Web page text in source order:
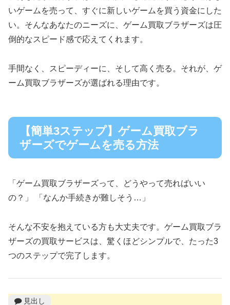
いゲームを売って、すぐに新しいゲームを買う資金にした
い。そんなあなたのニーズに、ゲーム買取ブラザーズは圧
倒的なスピード感で応えてくれます。
手間なく、スピーディーに、そして高く売る。それが、ゲ
ーム買取ブラザーズが選ばれる理由です。
【簡単3ステップ】ゲーム買取ブラ
ザーズでゲームを売る方法
「ゲーム買取ブラザーズって、どうやって売ればいい
の？」 「なんか手続きが難しそう…」
そんな不安を抱えている方も大丈夫です。ゲーム買取ブラ
ザーズの買取サービスは、驚くほどシンプルで、たった3
つのステップで完了します。
見出し